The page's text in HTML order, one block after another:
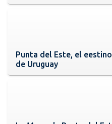
Punta del Este, el
de Uruguay